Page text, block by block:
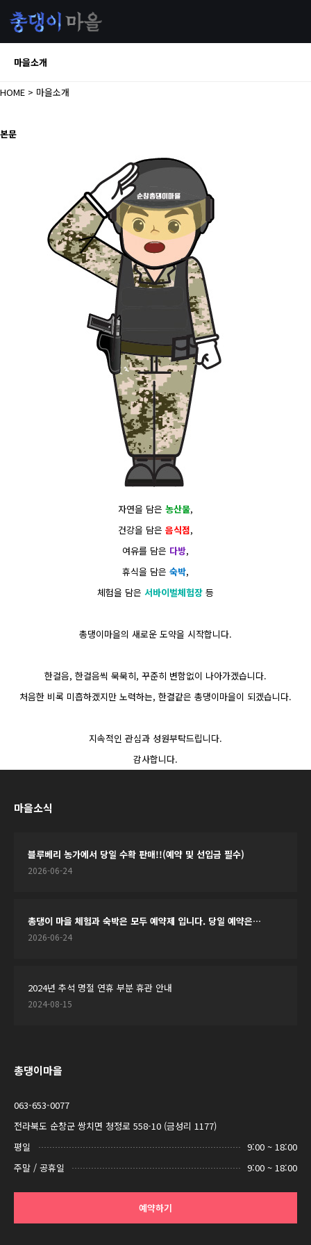
마을소개
HOME > 마을소개
본문
자연을 담은 농산물,
건강을 담은 음식점,
여유를 담은 다방,
휴식을 담은 숙박,
체험을 담은 서바이벌체험장 등
총댕이마을의 새로운 도약을 시작합니다.
한걸음, 한걸음씩 묵묵히, 꾸준히 변함없이 나아가겠습니다.
처음한 비록 미흡하겠지만 노력하는, 한결같은 총댕이마을이 되겠습니다.
지속적인 관심과 성원부탁드립니다.
감사합니다.
마을소식
블루베리 농가에서 당일 수확 판매!!(예약 및 선입금 필수)
2026-06-24
총댕이 마을 체험과 숙박은 모두 예약제 입니다. 당일 예약은…
2026-06-24
2024년 추석 명절 연휴 부분 휴관 안내
2024-08-15
총댕이마을
063-653-0077
전라북도 순창군 쌍치면 청정로 558-10 (금성리 1177)
평일
9:00 ~ 18:00
주말 / 공휴일
9:00 ~ 18:00
예약하기